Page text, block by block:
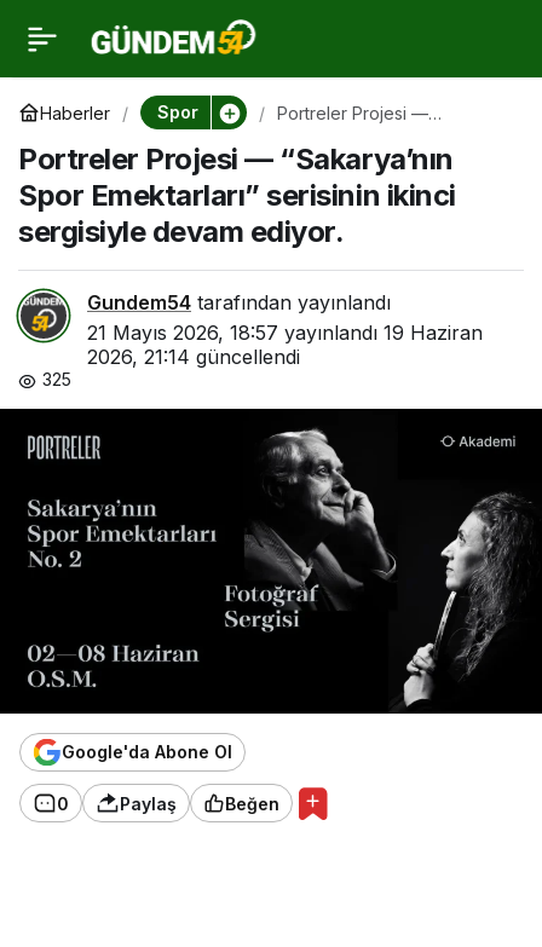
Haberler Spor
Portreler Projesi —
Emektarları” serisinin ikinci
sergisiyle devam ediyor.
Portreler Projesi — “Sakarya’nın
Spor Emektarları” serisinin ikinci
sergisiyle devam ediyor.
Gundem54 tarafından yayınlandı
21 Mayıs 2026, 18:57 yayınlandı 19 Haziran
2026, 21:14 güncellendi
325
Google'da Abone Ol
0 Paylaş Beğen
Portreler Projesi —
“Sakarya’nın Spor
Emektarları” serisinin
ikinci sergisiyle devam
ediyor.